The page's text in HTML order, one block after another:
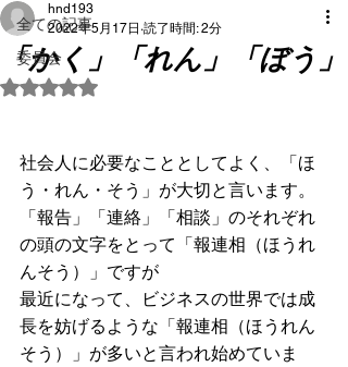
全ての記事
委員会
「かく」「れん」「ぼう」
hnd193
2022年5月17日 読了時間: 2分
5つ星のうちNaNと評価されています。
社会人に必要なこととしてよく、「ほ
う・れん・そう」が大切と言います。
「報告」「連絡」「相談」のそれぞれ
の頭の文字をとって「報連相（ほうれ
んそう）」ですが
最近になって、ビジネスの世界では成
長を妨げるような「報連相（ほうれん
そう）」が多いと言われ始めていま